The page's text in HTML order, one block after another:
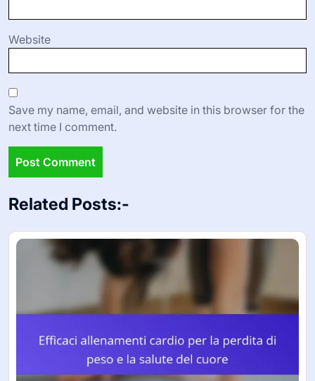
Website
Save my name, email, and website in this browser for the
next time I comment.
Related Posts:-